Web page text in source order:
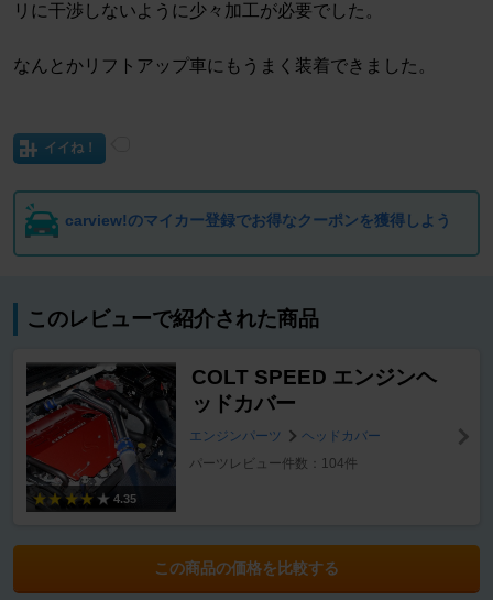
リに干渉しないように少々加工が必要でした。
なんとかリフトアップ車にもうまく装着できました。
イイね！
carview!のマイカー登録でお得なクーポンを獲得しよう
このレビューで紹介された商品
4.35
COLT SPEED エンジンヘ
ッドカバー
エンジンパーツ
ヘッドカバー
パーツレビュー件数：104件
この商品の価格を比較する